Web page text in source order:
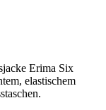
Erima Six
elastischem